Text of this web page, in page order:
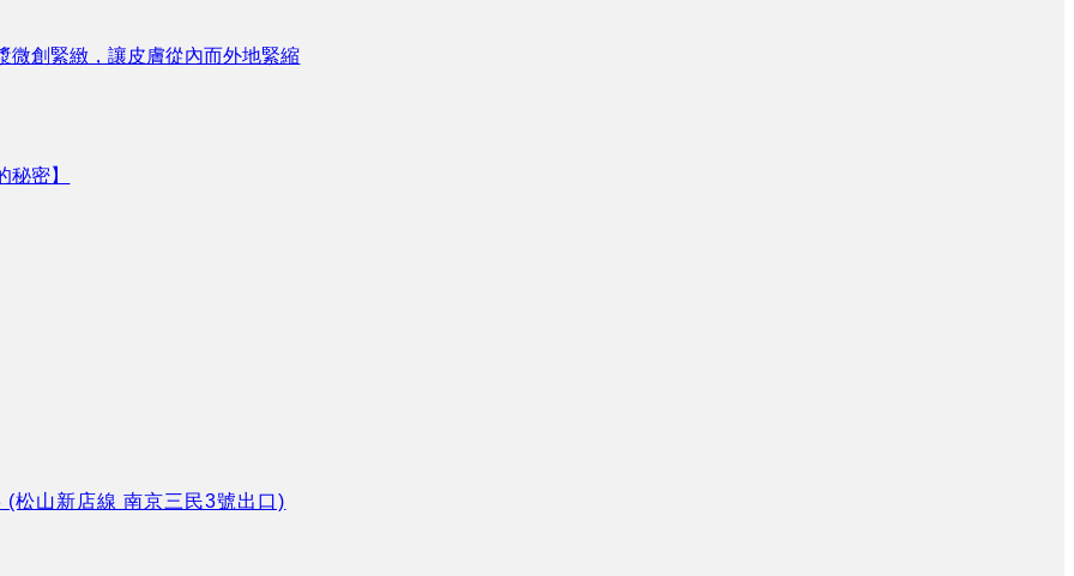
微創緊緻，讓皮膚從內而外地緊縮
密】
松山新店線 南京三民3號出口)